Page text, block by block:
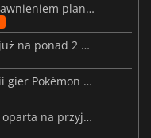
MARVEL Tōkon debiutuje wraz z ujawnieniem planu rozwoju na pierwszy rok
Resident Evil: Veronica znalazł się już na ponad 2 milionach list życzeń
Beast of Reincarnation: twórcy serii gier Pokémon wkraczają na nową ścieżkę
Big Walk już w sprzedaży – podróż oparta na przyjaźni